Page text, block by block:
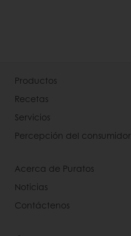
Productos
Recetas
Servicios
Percepción del consumidor
Acerca de Puratos
Noticias
Contáctenos